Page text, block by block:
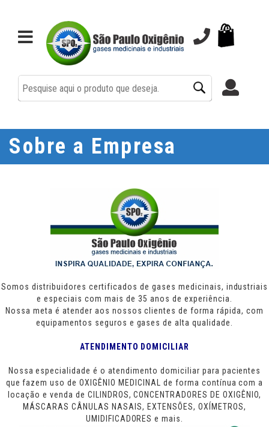
Sobre a Empresa
Somos distribuidores certificados de gases medicinais, industriais
e especiais com mais de 35 anos de experiência.
Nossa meta é atender aos nossos clientes de forma rápida, com
equipamentos seguros e gases de alta qualidade.
ATENDIMENTO DOMICILIAR
Nossa especialidade é o atendimento domiciliar para pacientes
que fazem uso de OXIGÊNIO MEDICINAL de forma contínua com a
locação e venda de CILINDROS, CONCENTRADORES DE OXIGÊNIO,
MÁSCARAS CÂNULAS NASAIS, EXTENSÕES, OXÍMETROS,
UMIDIFICADORES e mais.